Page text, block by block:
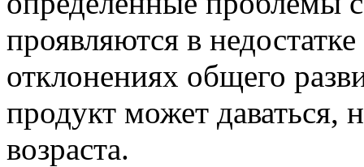
проявляются в
отклонениях общего
продукт может даваться,
возраста.